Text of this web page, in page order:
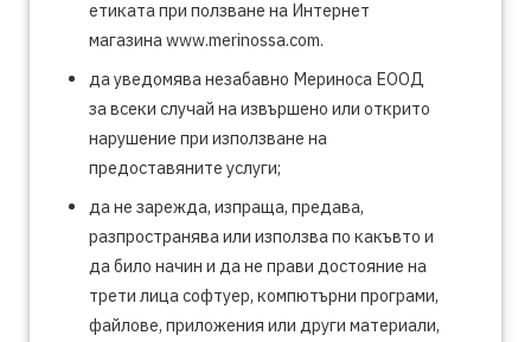
етиката при ползване на Интернет
магазина www.merinossa.com.
да уведомява незабавно Мериноса ЕООД
за всеки случай на извършено или открито
нарушение при използване на
предоставяните услуги;
да не зарежда, изпраща, предава,
разпространява или използва по какъвто и
да било начин и да не прави достояние на
трети лица софтуер, компютърни програми,
файлове, приложения или други материали,